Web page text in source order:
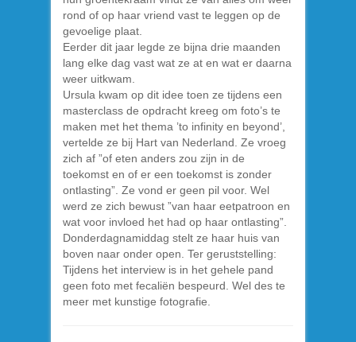
rond of op haar vriend vast te leggen op de
gevoelige plaat.
Eerder dit jaar legde ze bijna drie maanden
lang elke dag vast wat ze at en wat er daarna
weer uitkwam.
Ursula kwam op dit idee toen ze tijdens een
masterclass de opdracht kreeg om foto’s te
maken met het thema ’to infinity en beyond’,
vertelde ze bij Hart van Nederland. Ze vroeg
zich af ”of eten anders zou zijn in de
toekomst en of er een toekomst is zonder
ontlasting”. Ze vond er geen pil voor. Wel
werd ze zich bewust ”van haar eetpatroon en
wat voor invloed het had op haar ontlasting”.
Donderdagnamiddag stelt ze haar huis van
boven naar onder open. Ter geruststelling:
Tijdens het interview is in het gehele pand
geen foto met fecaliën bespeurd. Wel des te
meer met kunstige fotografie.